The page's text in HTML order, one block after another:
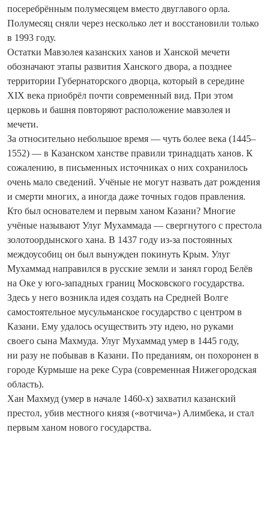
посеребрённым полумесяцем вместо двуглавого орла.
Полумесяц сняли через несколько лет и восстановили только
в 1993 году.
Остатки Мавзолея казанских ханов и Ханской мечети
обозначают этапы развития Ханского двора, а позднее
территории Губернаторского дворца, который в середине
XIX века приобрёл почти современный вид. При этом
церковь и башня повторяют расположение мавзолея и
мечети.
За относительно небольшое время — чуть более века (1445–
1552) — в Казанском ханстве правили тринадцать ханов. К
сожалению, в письменных источниках о них сохранилось
очень мало сведений. Учёные не могут назвать дат рождения
и смерти многих, а иногда даже точных годов правления.
Кто был основателем и первым ханом Казани? Многие
учёные называют Улуг Мухаммада — сверг­нутого с престола
золотоордынского хана. В 1437 году из-за постоянных
междоусобиц он был вынужден покинуть Крым. Улуг
Мухаммад направился в русские земли и занял город Белёв
на Оке у юго-западных границ Московского государства.
Здесь у него возникла идея создать на Средней Волге
самостоятельное мусульманское государство с центром в
Казани. Ему удалось осуществить эту идею, но руками
своего сына Махмуда. Улуг Мухаммад умер в 1445 году,
ни разу не побывав в Казани. По преданиям, он похоронен в
городе Курмыше на реке Сура (современная Нижегородская
область).
Хан Махмуд (умер в начале 1460-х) захватил казанский
престол, убив местного князя («вотчича») Алимбека, и стал
первым ханом нового государства.